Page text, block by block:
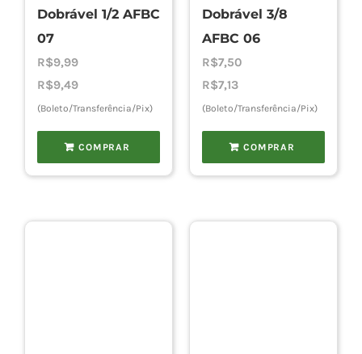
Dobrável 1/2 AFBC
07
R$9,99
R$9,49
(Boleto/Transferência/Pix)
COMPRAR
Dobrável 3/8
AFBC 06
R$7,50
R$7,13
(Boleto/Transferência/Pix)
COMPRAR